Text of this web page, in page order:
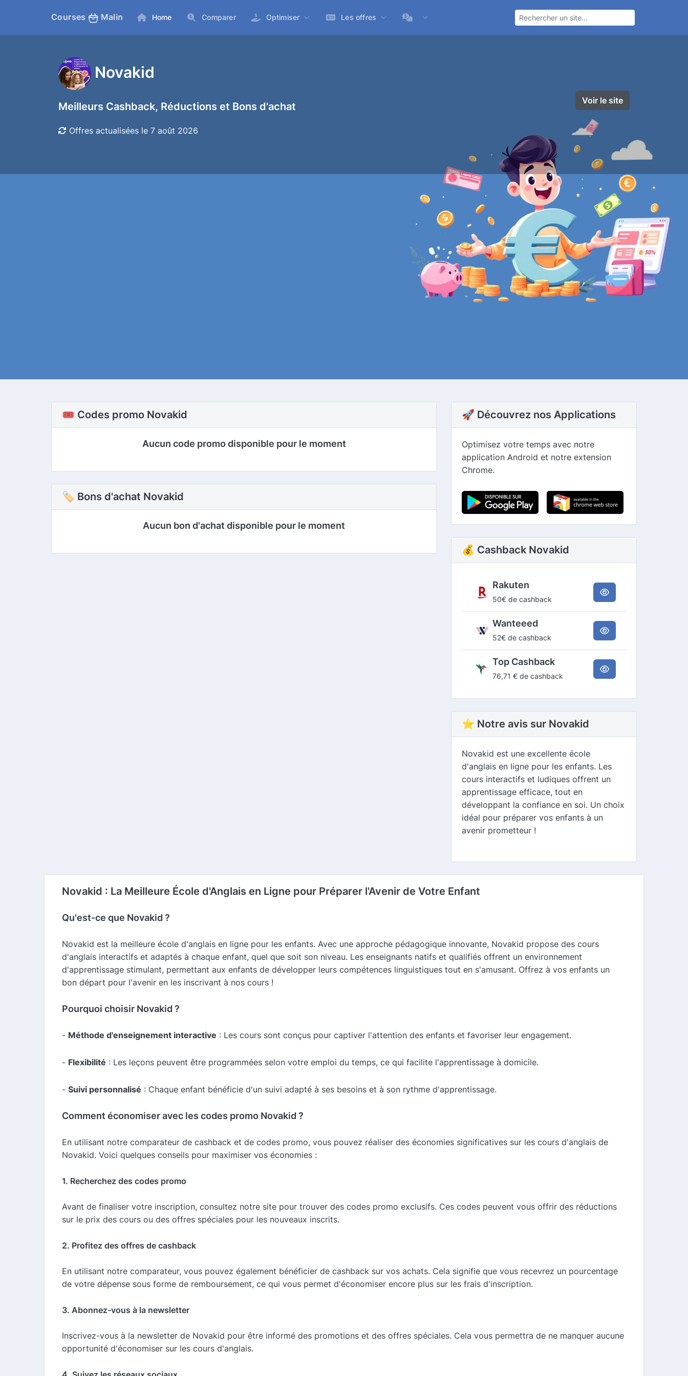
Courses Malin Home Comparer Optimiser Les offres
Novakid
Meilleurs Cashback, Réductions et Bons d'achat
Offres actualisées le 7 août 2026
Voir le site
🎟️ Codes promo Novakid
Aucun code promo disponible pour le moment
🏷 Bons d'achat Novakid
Aucun bon d'achat disponible pour le moment
🚀 Découvrez nos Applications
Optimisez votre temps avec notre
application Android et notre extension
Chrome.
💰 Cashback Novakid
Rakuten
50€ de cashback
Wanteeed
52€ de cashback
Top Cashback
76,71 € de cashback
⭐ Notre avis sur Novakid
Novakid est une excellente école
d'anglais en ligne pour les enfants. Les
cours interactifs et ludiques offrent un
apprentissage efficace, tout en
développant la confiance en soi. Un choix
idéal pour préparer vos enfants à un
avenir prometteur !
Novakid : La Meilleure École d'Anglais en Ligne pour Préparer l'Avenir de Votre Enfant
Qu'est-ce que Novakid ?
Novakid est la meilleure école d'anglais en ligne pour les enfants. Avec une approche pédagogique innovante, Novakid propose des cours
d'anglais interactifs et adaptés à chaque enfant, quel que soit son niveau. Les enseignants natifs et qualifiés offrent un environnement
d'apprentissage stimulant, permettant aux enfants de développer leurs compétences linguistiques tout en s'amusant. Offrez à vos enfants un
bon départ pour l'avenir en les inscrivant à nos cours !
Pourquoi choisir Novakid ?
- Méthode d'enseignement interactive : Les cours sont conçus pour captiver l'attention des enfants et favoriser leur engagement.
- Flexibilité : Les leçons peuvent être programmées selon votre emploi du temps, ce qui facilite l'apprentissage à domicile.
- Suivi personnalisé : Chaque enfant bénéficie d'un suivi adapté à ses besoins et à son rythme d'apprentissage.
Comment économiser avec les codes promo Novakid ?
En utilisant notre comparateur de cashback et de codes promo, vous pouvez réaliser des économies significatives sur les cours d'anglais de
Novakid. Voici quelques conseils pour maximiser vos économies :
1. Recherchez des codes promo
Avant de finaliser votre inscription, consultez notre site pour trouver des codes promo exclusifs. Ces codes peuvent vous offrir des réductions
sur le prix des cours ou des offres spéciales pour les nouveaux inscrits.
2. Profitez des offres de cashback
En utilisant notre comparateur, vous pouvez également bénéficier de cashback sur vos achats. Cela signifie que vous recevrez un pourcentage
de votre dépense sous forme de remboursement, ce qui vous permet d'économiser encore plus sur les frais d'inscription.
3. Abonnez-vous à la newsletter
Inscrivez-vous à la newsletter de Novakid pour être informé des promotions et des offres spéciales. Cela vous permettra de ne manquer aucune
opportunité d'économiser sur les cours d'anglais.